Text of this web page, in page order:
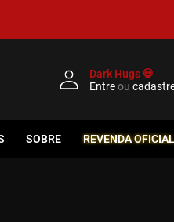
Dark Hugs 💀
Entreou
SOBRE REVENDA OFICIAL